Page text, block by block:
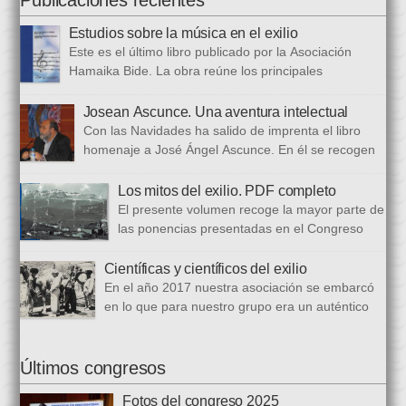
una persona trabajadora y comprometida, que huía de
protagonismos y cargos oficiales. Sus aficiones […]
Estudios sobre la música en el exilio
Este es el último libro publicado por la Asociación
Hamaika Bide. La obra reúne los principales
celebrado en 2023. Bajo ese epígrafe se han recogido un total
de dieciséis ponencias. El libro se ha estructurado en tres
bloques. En el primero se analizan aspectos generales del arte
popular […]
Josean Ascunce. Una aventura intelectual
Con las Navidades ha salido de imprenta el libro
homenaje a José Ángel Ascunce. En él se recogen
desde diferentes perspectivas, incluyendo una detallada
biografía, bibliografía y una recopilación fotográfica. Los
coordinadores han sido Carmen Gil Fombellida y José Ramón
Zabala. Con ellos han particidado once escritores: […]
Los mitos del exilio. PDF completo
El presente volumen recoge la mayor parte de
las ponencias presentadas en el Congreso
primera vez, hemos acordado difundirlo, además de en
formato papel, en formato PDF con la finalidad de reducir los
costes de correo que supone su difusión. En este PDF es
posible acceder a todos […]
Científicas y científicos del exilio
En el año 2017 nuestra asociación se embarcó
en lo que para nuestro grupo era un auténtico
ciencia del exilio. El objetivo era recuperar y difundir las figuras
y la obra de los científicos y científicas que tuvieron que […]
Últimos congresos
Fotos del congreso 2025